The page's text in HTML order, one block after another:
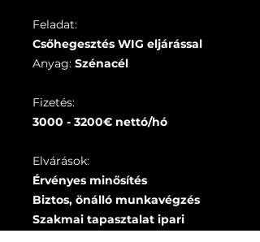
Feladat:
Csőhegesztés WIG eljárással
Anyag: Szénacél
Fizetés:
3000 - 3200€ nettó/hó
Elvárások:
Érvényes minősítés
Biztos, önálló munkavégzés
Szakmai tapasztalat ipari